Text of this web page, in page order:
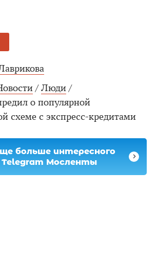
/ Люди /
о популярной
схеме с экспресс-кредитами
больше интересного
Telegram Мосленты